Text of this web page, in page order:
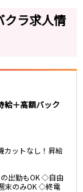
クラ求人情
給＋高額バック
カットなし！昇給
出勤もOK ◇自由
末のみOK ◇終電
園